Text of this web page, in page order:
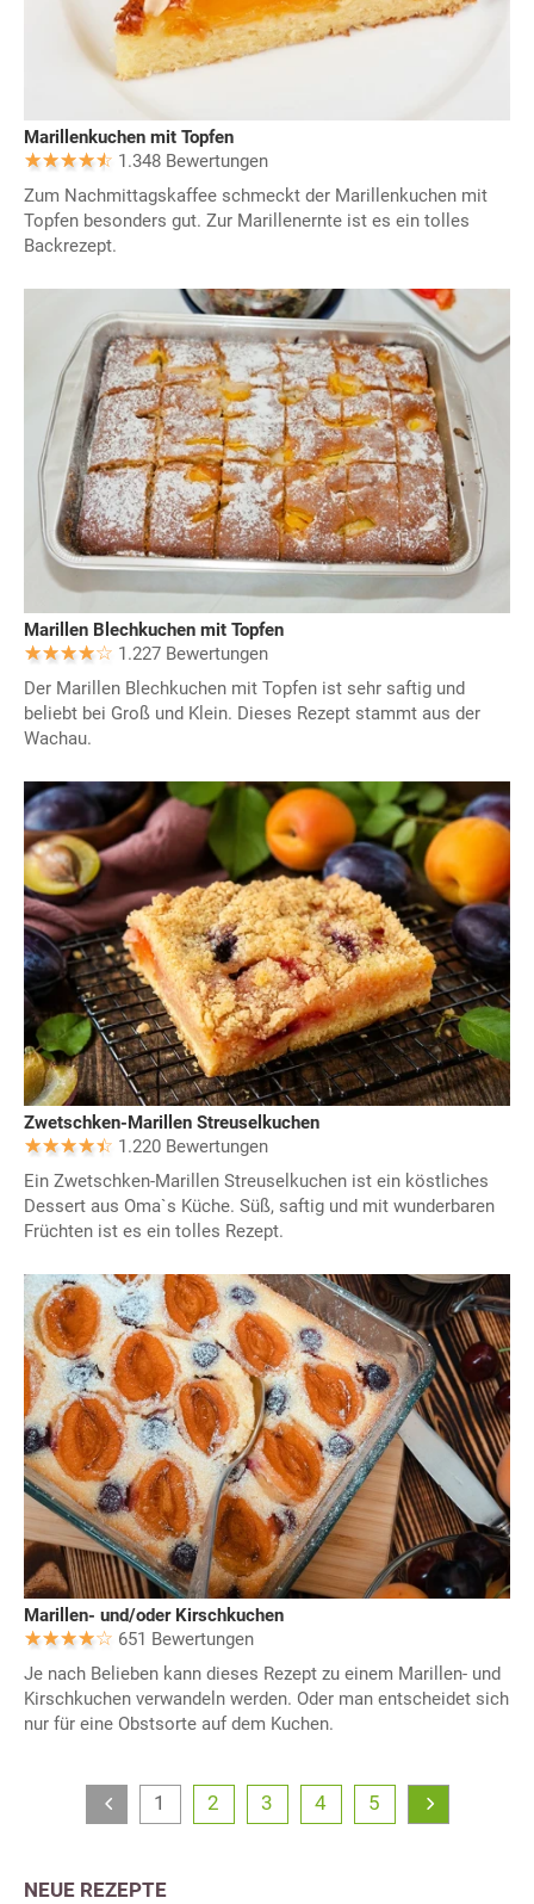
Marillenkuchen mit Topfen
1.348 Bewertungen
Zum Nachmittagskaffee schmeckt der Marillenkuchen mit
Topfen besonders gut. Zur Marillenernte ist es ein tolles
Backrezept.
Marillen Blechkuchen mit Topfen
1.227 Bewertungen
Der Marillen Blechkuchen mit Topfen ist sehr saftig und
beliebt bei Groß und Klein. Dieses Rezept stammt aus der
Wachau.
Zwetschken-Marillen Streuselkuchen
1.220 Bewertungen
Ein Zwetschken-Marillen Streuselkuchen ist ein köstliches
Dessert aus Oma`s Küche. Süß, saftig und mit wunderbaren
Früchten ist es ein tolles Rezept.
Marillen- und/oder Kirschkuchen
651 Bewertungen
Je nach Belieben kann dieses Rezept zu einem Marillen- und
Kirschkuchen verwandeln werden. Oder man entscheidet sich
nur für eine Obstsorte auf dem Kuchen.
1 2 3 4 5
NEUE REZEPTE